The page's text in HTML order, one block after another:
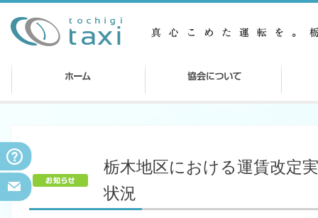
栃木地区における運賃改定
状況